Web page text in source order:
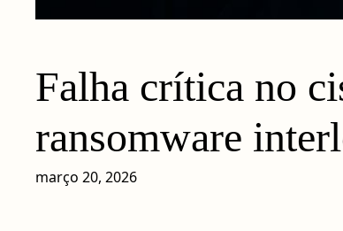
Falha crítica no
ransomware
março 20, 2026